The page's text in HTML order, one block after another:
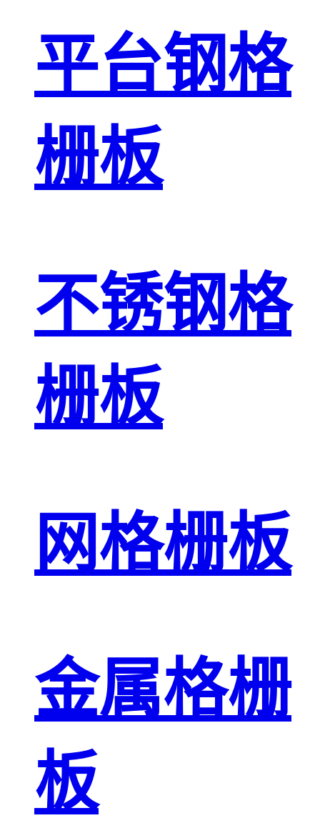
平台钢格
栅板
不锈钢格
栅板
网格栅板
金属格栅
板